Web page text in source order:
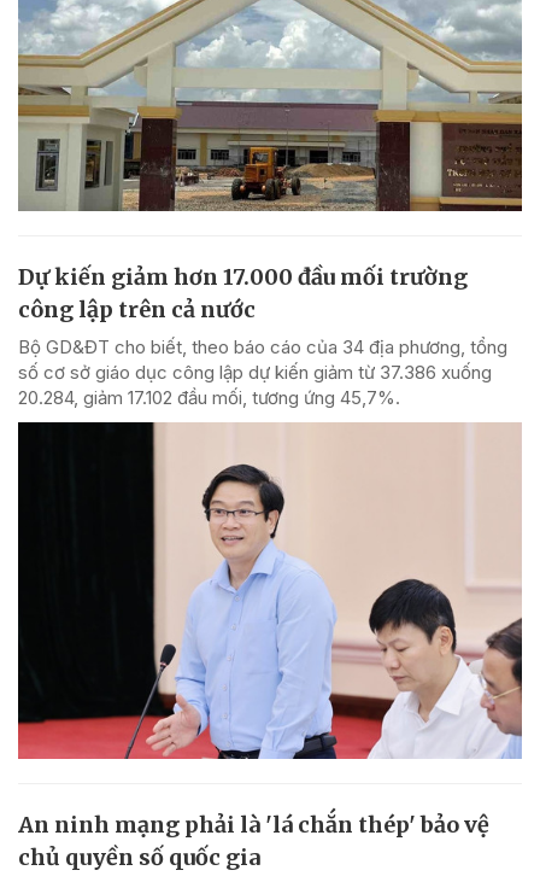
Dự kiến giảm hơn 17.000 đầu mối trường
công lập trên cả nước
Bộ GD&ĐT cho biết, theo báo cáo của 34 địa phương, tổng
số cơ sở giáo dục công lập dự kiến giảm từ 37.386 xuống
20.284, giảm 17.102 đầu mối, tương ứng 45,7%.
An ninh mạng phải là 'lá chắn thép' bảo vệ
chủ quyền số quốc gia